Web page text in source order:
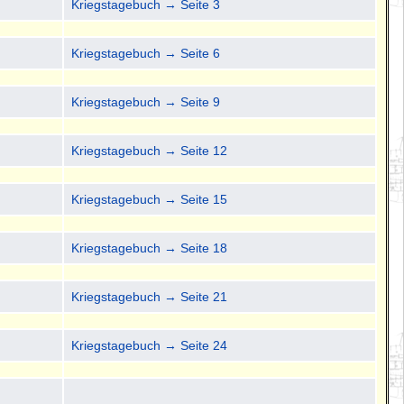
Kriegstagebuch → Seite 3
Kriegstagebuch → Seite 6
Kriegstagebuch → Seite 9
Kriegstagebuch → Seite 12
Kriegstagebuch → Seite 15
Kriegstagebuch → Seite 18
Kriegstagebuch → Seite 21
Kriegstagebuch → Seite 24